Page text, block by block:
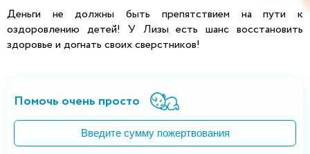
Деньги не должны быть препятствием на пути к
оздоровлению детей! У Лизы есть шанс восстановить
здоровье и догнать своих сверстников!
Помочь очень просто